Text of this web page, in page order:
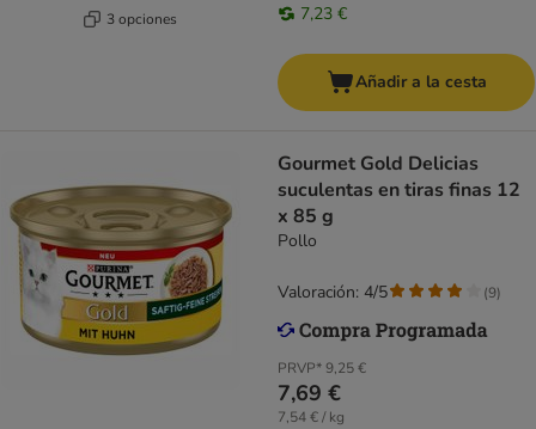
3 opciones 7,23 €
Añadir a la cesta
Gourmet Gold Delicias
suculentas en tiras finas 12
x 85 g
Pollo
PRVP*9,25 €
7,69 €
7,54 € / kg
Valoración: 4/5 (9)